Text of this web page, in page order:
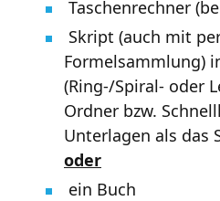
Taschenrechner
Skript (auch mit
Formelsammlung)
(Ring-/Spiral- oder
Ordner bzw.
Unterlagen als das
oder
ein Buch